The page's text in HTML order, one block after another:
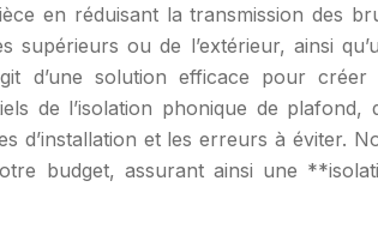
en réduisant la transmission des
ou de l’extérieur, ainsi
d’une solution efficace pour créer
de l’isolation phonique de plafond,
d’installation et les erreurs à éviter.
budget, assurant ainsi une